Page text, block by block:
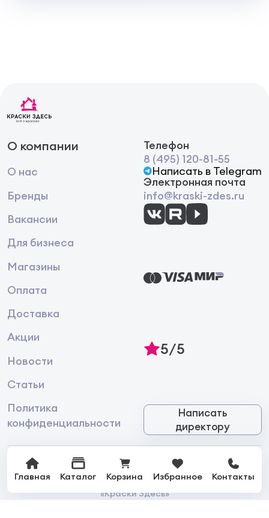
Главная Каталог Корзина Избранное Контакты
О компании
О нас
Бренды
Вакансии
Для бизнеса
Магазины
Оплата
Доставка
Акции
Новости
Статьи
Политика
конфиденциальности
Телефон
8 (495) 120-81-55
Написать в Telegram
Электронная почта
info@kraski-zdes.ru
5/5
Написать
директору
© 2026 Интернет-магазин лакокрасочной продукции
«Краски Здесь»